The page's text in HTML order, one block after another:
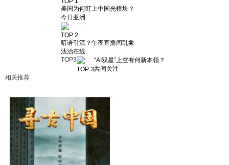
美国为何盯上中国光模块？
今日亚洲
TOP 2
暗语引流？午夜直播间乱象
法治在线
TOP3
TOP 3
“AI双星”上空有何新本领？
共同关注
相关推荐